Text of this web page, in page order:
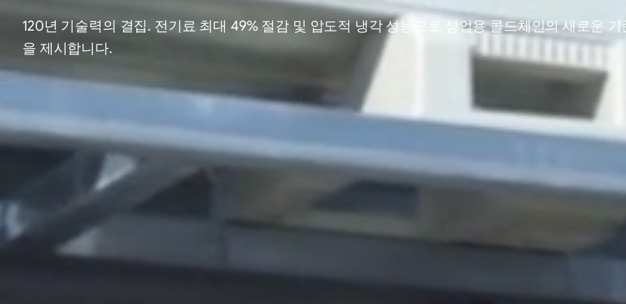
120년 기술력의 결집. 전기료 최대 49% 절감 및 압도적 냉각 성능으로 상업용 콜드체인의 새로운 기
을 제시합니다.